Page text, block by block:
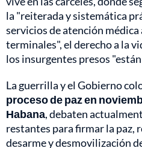
la "reiterada y sistemática
servicios de atención médica
terminales", el derecho a la
los insurgentes presos
La guerrilla y el Gobierno
proceso de paz en
Habana, debaten
restantes para firmar la paz,
desarme y desmovilización